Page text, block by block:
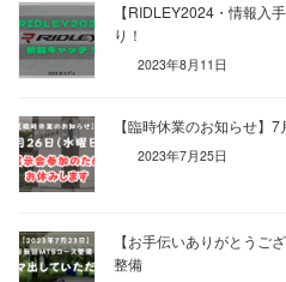
【RIDLEY2024・情報入
り！
2023年8月11日
【臨時休業のお知らせ】
2023年7月25日
【お手伝いありがとうご
整備